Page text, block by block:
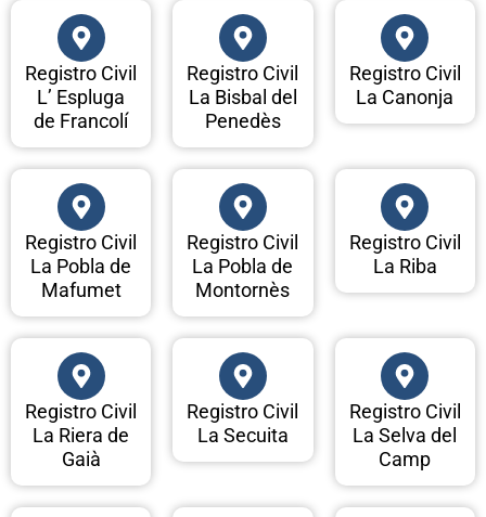
Registro Civil
L’ Espluga
de Francolí
Registro Civil
La Bisbal del
Penedès
Registro Civil
La Canonja
Registro Civil
La Pobla de
Mafumet
Registro Civil
La Pobla de
Montornès
Registro Civil
La Riba
Registro Civil
La Riera de
Gaià
Registro Civil
La Secuita
Registro Civil
La Selva del
Camp